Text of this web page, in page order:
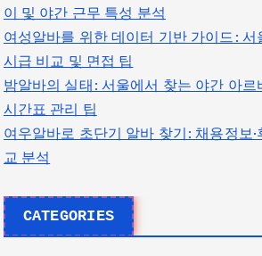
이 및 야간 근무 특성 분석
여성알바를 위한 데이터 기반 가이드:
시급 비교 및 면접 팁
밤알바의 실태: 서울에서 찾는 야간 아
시간표 관리 팁
여우알바로 초단기 알바 찾기: 채용정보·
교 분석
CATEGORIES